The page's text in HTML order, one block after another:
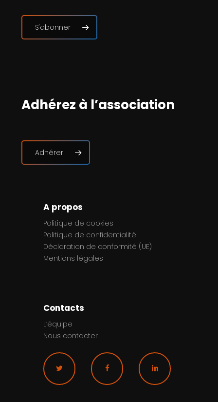
S'abonner
Adhérez à l’association
Adhérer
A propos
Politique de cookies
Politique de confidentialité
Déclaration de conformité (UE)
Mentions légales
Contacts
L’équipe
Nous contacter